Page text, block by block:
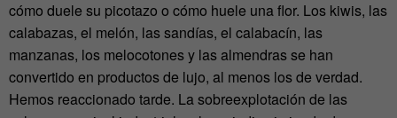
cómo duele su picotazo o cómo huele una flor. Los kiwis, las
calabazas, el melón, las sandías, el calabacín, las
manzanas, los melocotones y las almendras se han
convertido en productos de lujo, al menos los de verdad.
Hemos reaccionado tarde. La sobreexplotación de las